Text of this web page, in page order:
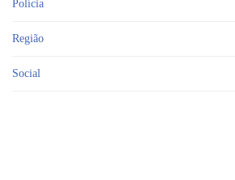
Polícia
Região
Social